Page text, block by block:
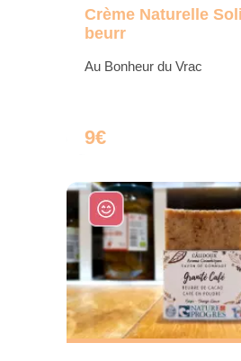
Crème Naturelle
beurr
Au Bonheur du Vrac
9€